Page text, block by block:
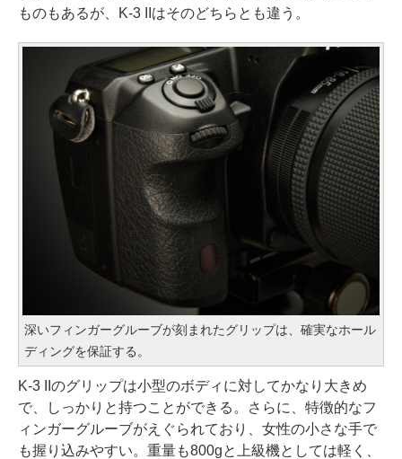
ものもあるが、K-3 IIはそのどちらとも違う。
深いフィンガーグルーブが刻まれたグリップは、確実なホール
ディングを保証する。
K-3 IIのグリップは小型のボディに対してかなり大きめ
で、しっかりと持つことができる。さらに、特徴的なフ
ィンガーグルーブがえぐられており、女性の小さな手で
も握り込みやすい。重量も800gと上級機としては軽く、